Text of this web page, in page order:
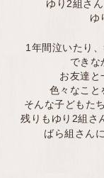
ゆり2組さ
ゆ
1年間泣いたり
できな
お友達と
色々なこと
そんな子どもた
残りもゆり2組さ
ばら組さん